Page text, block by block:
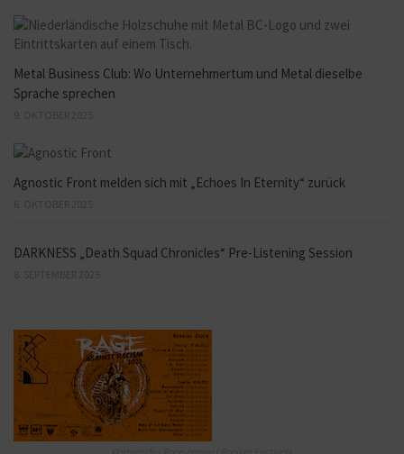
Metal Business Club: Wo Unternehmertum und Metal dieselbe
Sprache sprechen
Agnostic Front melden sich mit „Echoes In Eternity“ zurück
DARKNESS „Death Squad Chronicles“ Pre-Listening Session